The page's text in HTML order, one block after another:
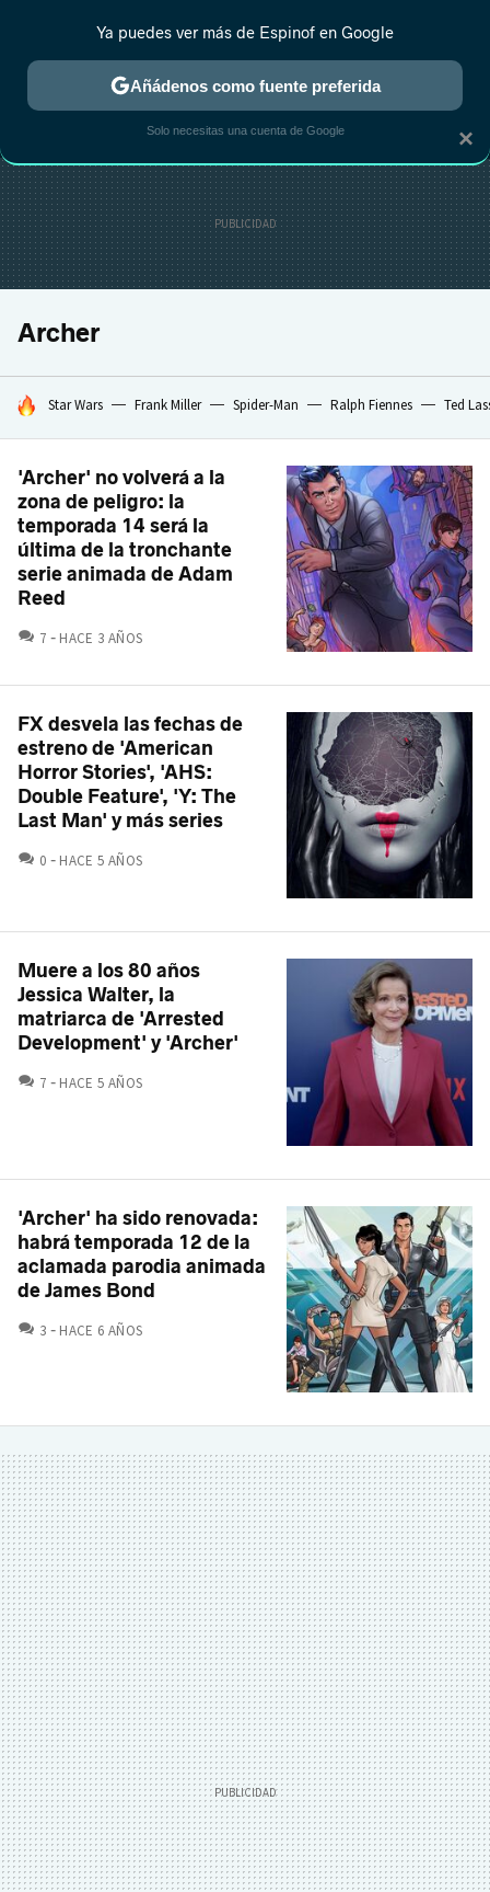
MENÚ NUEVO
ESTRENOS REALITY ANIME RANKINGS CINE
Archer
HOY SE HABLA DE
Star Wars Frank Miller Spider-Man Ralph Fiennes Ted
'Archer' no volverá a la
zona de peligro: la
temporada 14 será la
última de la tronchante
serie animada de Adam
Reed
7 COMENTARIOS
HACE 3 AÑOS
FX desvela las fechas de
estreno de 'American
Horror Stories', 'AHS:
Double Feature', 'Y: The
Last Man' y más series
0 COMENTARIOS
HACE 5 AÑOS
Muere a los 80 años
Jessica Walter, la
matriarca de 'Arrested
Development' y 'Archer'
7 COMENTARIOS
HACE 5 AÑOS
'Archer' ha sido renovada:
habrá temporada 12 de la
aclamada parodia animada
de James Bond
3 COMENTARIOS
HACE 6 AÑOS
×
Ya puedes ver más de Espinof en Google
Añádenos como fuente preferida
Solo necesitas una cuenta de Google